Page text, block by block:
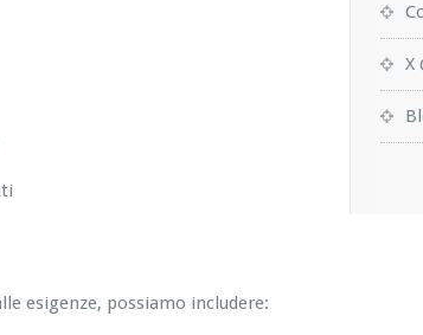
esigenze, possiamo includere:
X